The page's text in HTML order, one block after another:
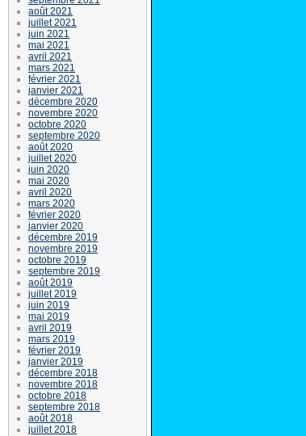
août 2021
juillet 2021
juin 2021
mai 2021
avril 2021
mars 2021
février 2021
janvier 2021
décembre 2020
novembre 2020
octobre 2020
septembre 2020
août 2020
juillet 2020
juin 2020
mai 2020
avril 2020
mars 2020
février 2020
janvier 2020
décembre 2019
novembre 2019
octobre 2019
septembre 2019
août 2019
juillet 2019
juin 2019
mai 2019
avril 2019
mars 2019
février 2019
janvier 2019
décembre 2018
novembre 2018
octobre 2018
septembre 2018
août 2018
juillet 2018